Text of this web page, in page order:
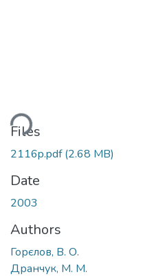
Files
2116p.pdf(2.68 MB)
Date
2003
Authors
Горєлов, В. О.
Дранчук, М. М.